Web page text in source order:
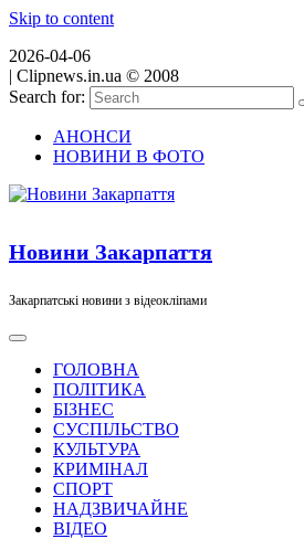
Skip to content
2026-04-06
| Clipnews.in.ua © 2008
Search for:
АНОНСИ
НОВИНИ В ФОТО
Новини Закарпаття
Закарпатські новини з відеокліпами
ГОЛОВНА
ПОЛІТИКА
БІЗНЕС
СУСПІЛЬСТВО
КУЛЬТУРА
КРИМІНАЛ
СПОРТ
НАДЗВИЧАЙНЕ
ВІДЕО